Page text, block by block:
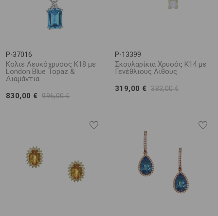
P-37016
Κολιέ Λευκόχρυσος Κ18 με
London Blue Topaz &
Διαμάντια
830,00 € 996,00 €
P-13399
Σκουλαρίκια Χρυσός Κ14 με
Γενέθλιους Λίθους
319,00 € 383,00 €